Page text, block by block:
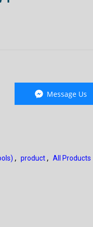
Message Us
, product , All Products